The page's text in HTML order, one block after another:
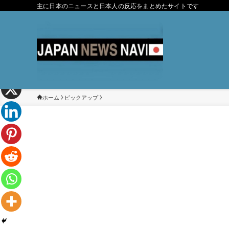
主に日本のニュースと日本人の反応をまとめたサイトです
ホーム ピックアップ